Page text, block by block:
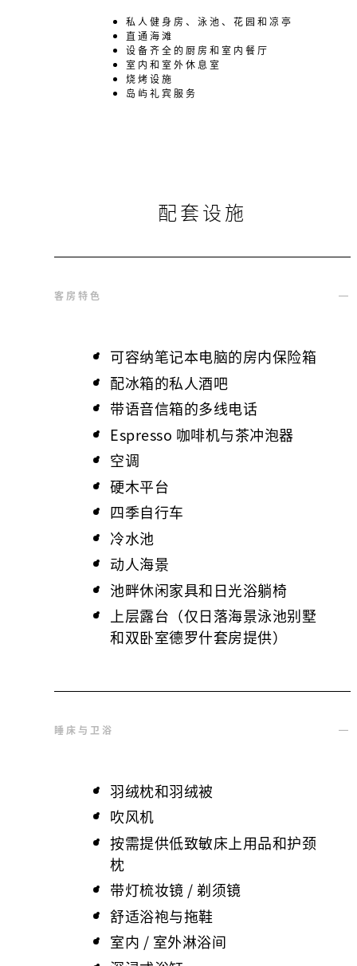
私人健身房、泳池、花园和凉亭
直通海滩
设备齐全的厨房和室内餐厅
室内和室外休息室
烧烤设施
岛屿礼宾服务
配套设施
客房特色
可容纳笔记本电脑的房内保险箱
配冰箱的私人酒吧
带语音信箱的多线电话
Espresso 咖啡机与茶冲泡器
空调
硬木平台
四季自行车
冷水池
动人海景
池畔休闲家具和日光浴躺椅
上层露台（仅日落海景泳池别墅
和双卧室德罗什套房提供）
睡床与卫浴
羽绒枕和羽绒被
吹风机
按需提供低致敏床上用品和护颈
枕
带灯梳妆镜 / 剃须镜
舒适浴袍与拖鞋
室内 / 室外淋浴间